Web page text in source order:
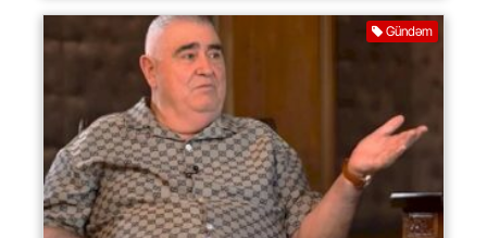
Gündəm